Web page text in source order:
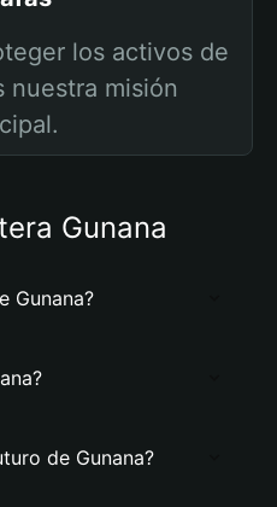
los activos de
nuestra misión
Gunana
Gunana?
de Gunana?